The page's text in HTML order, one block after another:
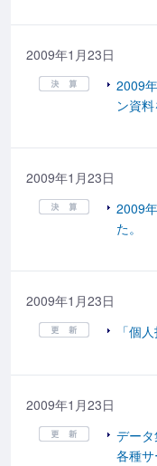
2009年1月23日
2009
ン資料
2009年1月23日
2009
た。
2009年1月23日
「個
2009年1月23日
デー
各種サ